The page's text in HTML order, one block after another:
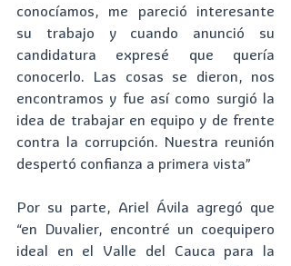
conocíamos, me pareció interesante
su trabajo y cuando anunció su
candidatura expresé que quería
conocerlo. Las cosas se dieron, nos
encontramos y fue así como surgió la
idea de trabajar en equipo y de frente
contra la corrupción. Nuestra reunión
despertó confianza a primera vista”
Por su parte, Ariel Ávila agregó que
“en Duvalier, encontré un coequipero
ideal en el Valle del Cauca para la